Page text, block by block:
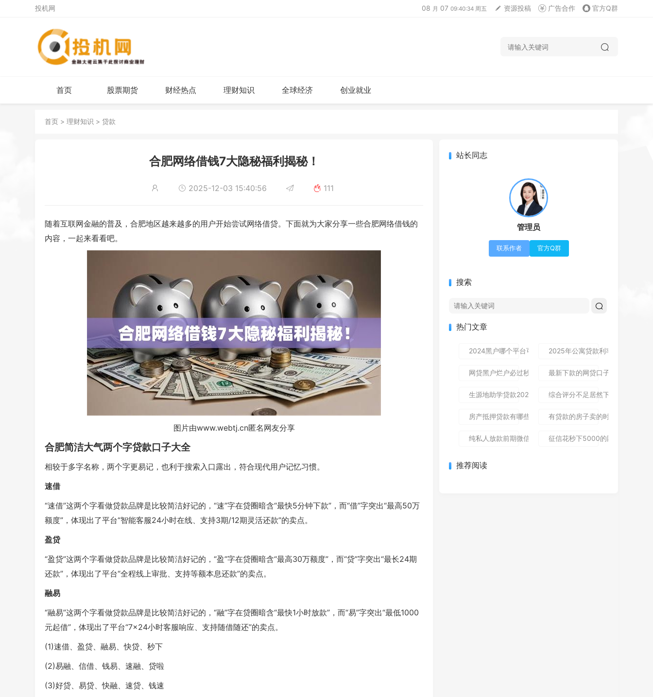
投机网 08 月 07 09:40:35 周五 资源投稿 广告合作 官方Q群
首页 股票期货 财经热点 理财知识 全球经济 创业就业
首页 > 理财知识 > 贷款
合肥网络借钱7大隐秘福利揭秘！
2025-12-03 15:40:56 111
随着互联网金融的普及，合肥地区越来越多的用户开始尝试网络借贷。下面就为大家分享一些合肥网络借钱的
内容，一起来看看吧。
图片由www.webtj.cn匿名网友分享
合肥简洁大气两个字贷款口子大全
相较于多字名称，两个字更易记，也利于搜索入口露出，符合现代用户记忆习惯。
速借
“速借”这两个字看做贷款品牌是比较简洁好记的，“速”字在贷圈暗含“最快5分钟下款”，而“借”字突出“最高50万
额度”，体现出了平台“智能客服24小时在线、支持3期/12期灵活还款”的卖点。
盈贷
“盈贷”这两个字看做贷款品牌是比较简洁好记的，“盈”字在贷圈暗含“最高30万额度”，而“贷”字突出“最长24期
还款”，体现出了平台“全程线上审批、支持等额本息还款”的卖点。
融易
“融易”这两个字看做贷款品牌是比较简洁好记的，“融”字在贷圈暗含“最快1小时放款”，而“易”字突出“最低1000
元起借”，体现出了平台“7×24小时客服响应、支持随借随还”的卖点。
(1)速借、盈贷、融易、快贷、秒下
(2)易融、信借、钱易、速融、贷啦
(3)好贷、易贷、快融、速贷、钱速
站长同志
管理员
联系作者 官方Q群
搜索
热门文章
2024黑户哪个平台可以借到钱,隆重介绍5个免审秒批的分享
2025年公寓贷款利率是多少？别
网贷黑户烂户必过秒下款9月高通过率指南！顺便整理这5个
最新下款的网贷口子论坛,全网收
生源地助学贷款2025年发放时间及到账流程详解
综合评分不足居然下款了,简单汇
房产抵押贷款有哪些风险？一文讲清所有风险点，新手办理
有贷款的房子卖的时候贷款怎么
纯私人放款前期微信私人贷,为您介绍5款包下款的黑户口子
征信花秒下5000的网贷哪个还能
推荐阅读